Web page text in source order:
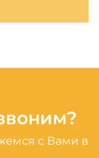
с Вами в